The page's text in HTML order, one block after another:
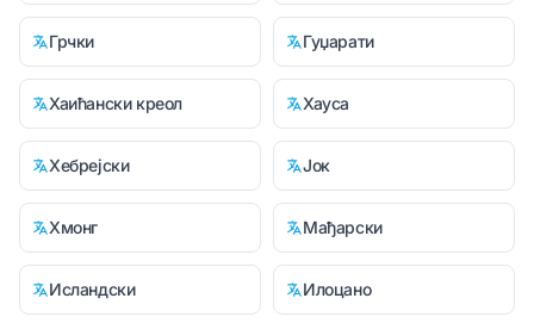
Грчки Гуџарати
Хаићански креол Хауса
Хебрејски Јок
Хмонг Мађарски
Исландски Илоцано